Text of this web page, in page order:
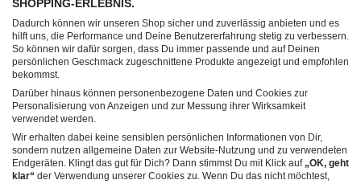
Jobs
Impressum
AGB
Datenschutz
Du hast Fragen?
SHOPPING-ERLEBNIS.
Dadurch können wir unseren Shop sicher und zuverlässig anbieten und es
hilft uns, die Performance und Deine Benutzererfahrung stetig zu verbessern.
So können wir dafür sorgen, dass Du immer passende und auf Deinen
persönlichen Geschmack zugeschnittene Produkte angezeigt und empfohlen
bekommst.
Darüber hinaus können personenbezogene Daten und Cookies zur
Personalisierung von Anzeigen und zur Messung ihrer Wirksamkeit
verwendet werden.
Wir erhalten dabei keine sensiblen persönlichen Informationen von Dir,
sondern nutzen allgemeine Daten zur Website-Nutzung und zu verwendeten
Endgeräten. Klingt das gut für Dich? Dann stimmst Du mit Klick auf „OK, geht
klar“ der Verwendung unserer Cookies zu. Wenn Du das nicht möchtest,